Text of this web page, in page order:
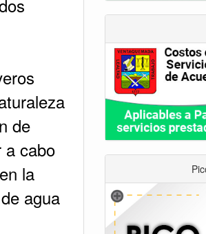
de
a cabo
la
agua